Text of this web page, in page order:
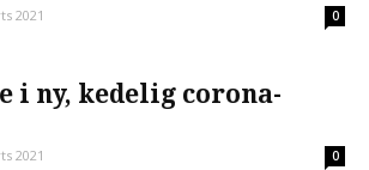
2021 0
i ny, kedelig corona-
2021 0